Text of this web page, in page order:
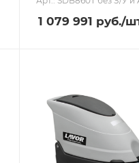
1 079 991 руб./